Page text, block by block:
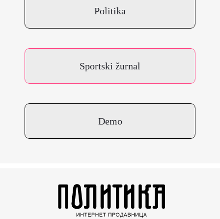
Politika
Sportski žurnal
Demo